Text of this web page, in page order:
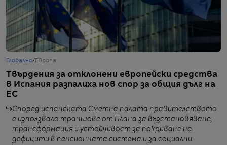
Глобално/ Европа
Твърдения за отклонени европейски средства
в Испания разпалиха нов спор за общия дълг на
ЕС
Според испанската Сметна палата правителството
е използвало траншове от Плана за възстановяване,
трансформация и устойчивост за покриване на
дефицити в пенсионната система и за социални